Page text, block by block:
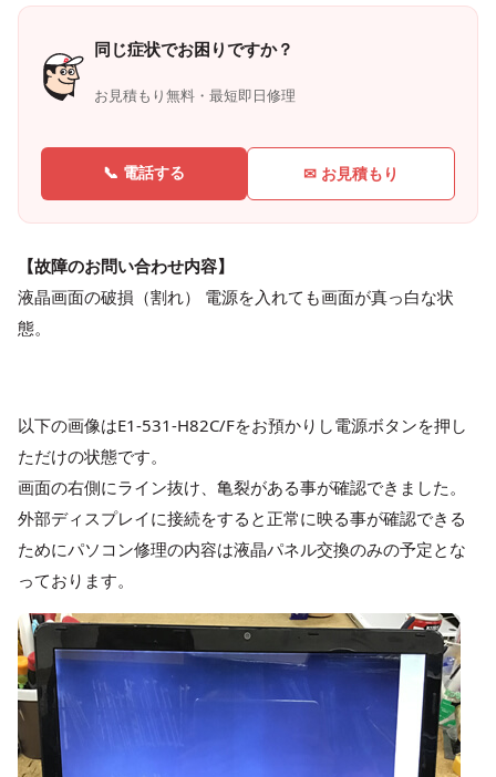
同じ症状でお困りですか？
お見積もり無料・最短即日修理
📞 電話する ✉ お見積もり
【故障のお問い合わせ内容】
液晶画面の破損（割れ） 電源を入れても画面が真っ白な状
態。
以下の画像はE1-531-H82C/Fをお預かりし電源ボタンを押し
ただけの状態です。
画面の右側にライン抜け、亀裂がある事が確認できました。
外部ディスプレイに接続をすると正常に映る事が確認できる
ためにパソコン修理の内容は液晶パネル交換のみの予定とな
っております。